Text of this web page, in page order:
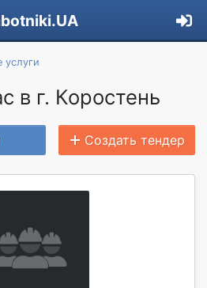
в г. Коростень
Создать тендер